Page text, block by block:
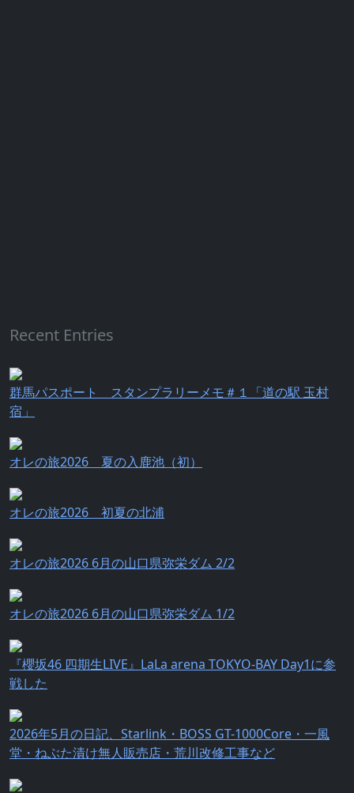
Recent Entries
群馬パスポート スタンプラリーメモ＃１「道の駅 玉村
宿」
オレの旅2026 夏の入鹿池（初）
オレの旅2026 初夏の北浦
オレの旅2026 6月の山口県弥栄ダム 2/2
オレの旅2026 6月の山口県弥栄ダム 1/2
『櫻坂46 四期生LIVE』LaLa arena TOKYO-BAY Day1に参
戦した
2026年5月の日記、Starlink・BOSS GT-1000Core・一風
堂・ねぶた漬け無人販売店・荒川改修工事など